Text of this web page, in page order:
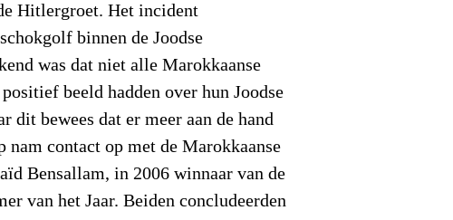
Hitlergroet. Het incident
binnen de Joodse
was dat niet alle Marokkaanse
beeld hadden over hun Joodse
dit bewees dat er meer aan de hand
nam contact op met de Marokkaanse
Bensallam, in 2006 winnaar van de
van het Jaar. Beiden concludeerden